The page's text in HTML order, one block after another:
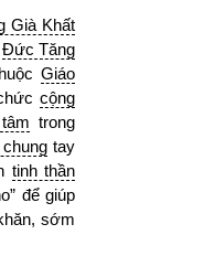
Già Khất
Đức Tăng
Giáo
cộng
trong
tay
tinh thần
để giúp
sớm